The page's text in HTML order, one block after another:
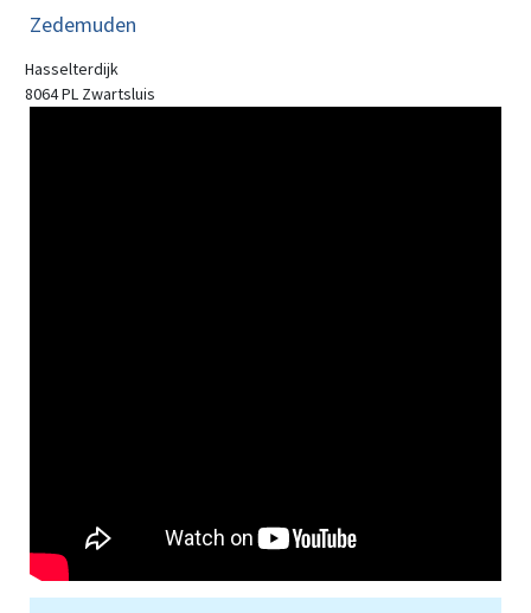
Zedemuden
Hasselterdijk
8064 PL Zwartsluis